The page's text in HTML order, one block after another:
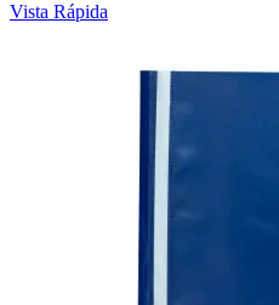
Vista Rápida